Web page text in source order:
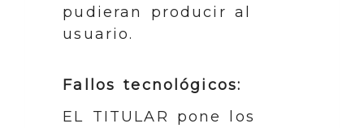
pudieran producir al
usuario.
Fallos tecnológicos:
EL TITULAR pone los